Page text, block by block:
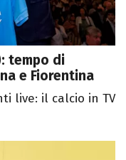
tempo di
e Fiorentina
live: il calcio in TV